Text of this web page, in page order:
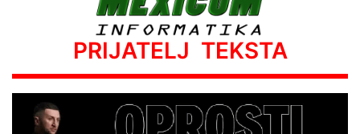
PRIJATELJ TEKSTA